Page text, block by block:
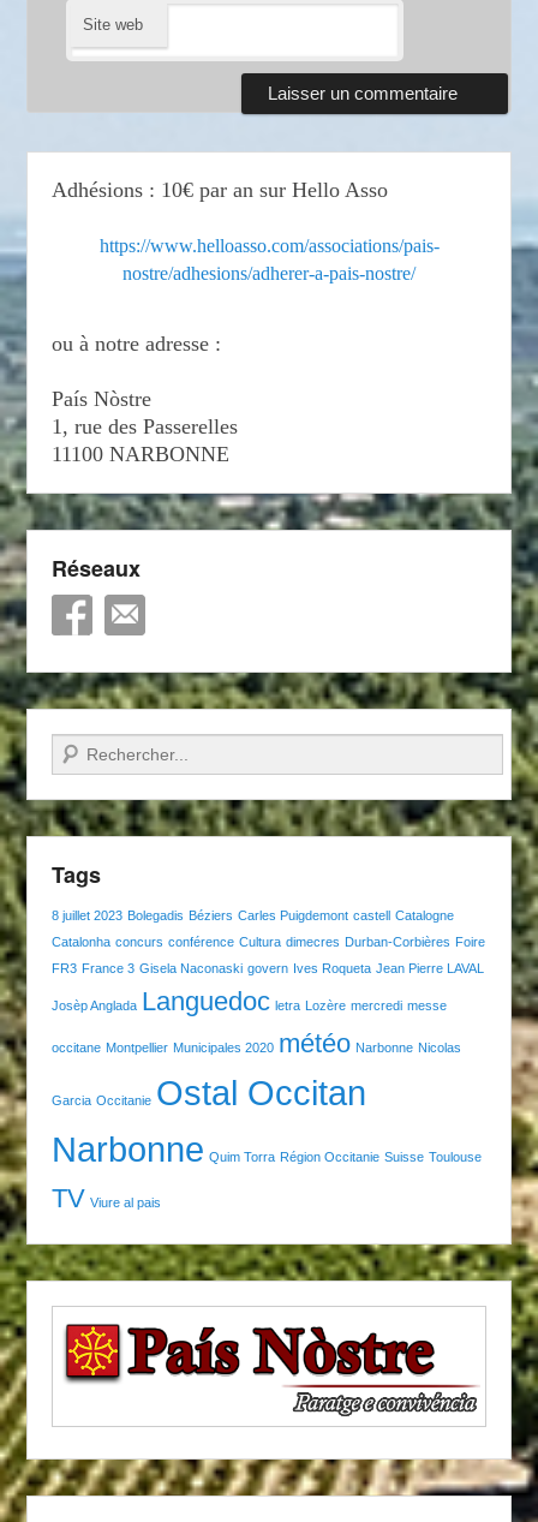
Site web
Adhésions : 10€ par an sur Hello Asso
https://www.helloasso.com/associations/pais-
nostre/adhesions/adherer-a-pais-nostre/
ou à notre adresse :
País Nòstre
1, rue des Passerelles
11100 NARBONNE
Réseaux
Recherche
Tags
8 juillet 2023 Bolegadis Béziers Carles Puigdemont castell Catalogne
Catalonha concurs conférence Cultura dimecres Durban-Corbières Foire
FR3 France 3 Gisela Naconaski govern Ives Roqueta Jean Pierre LAVAL
Josèp Anglada Languedoc letra Lozère mercredi messe
occitane Montpellier Municipales 2020 météo Narbonne Nicolas
Garcia Occitanie Ostal Occitan
Narbonne Quim Torra Région Occitanie Suisse Toulouse
TV Viure al pais